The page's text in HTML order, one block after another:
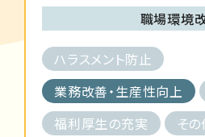
職場環境
ハラスメント防止
業務改善・生産性向上
福利厚生の充実
そ